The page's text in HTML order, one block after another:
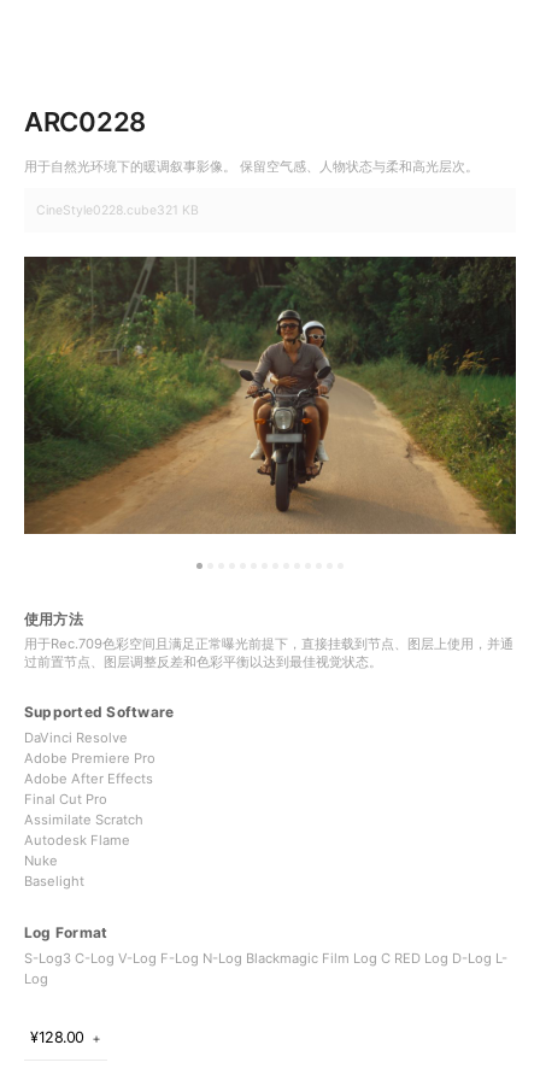
ARC0228
用于自然光环境下的暖调叙事影像。 保留空气感、人物状态与柔和高光层次。
CineStyle0228.cube321 KB
使用方法
用于Rec.709色彩空间且满足正常曝光前提下，直接挂载到节点、图层上使用，并通
过前置节点、图层调整反差和色彩平衡以达到最佳视觉状态。
Supported Software
DaVinci Resolve
Adobe Premiere Pro
Adobe After Effects
Final Cut Pro
Assimilate Scratch
Autodesk Flame
Nuke
Baselight
Log Format
S-Log3 C-Log V-Log F-Log N-Log Blackmagic Film Log C RED Log D-Log L-
Log
¥128.00 ＋